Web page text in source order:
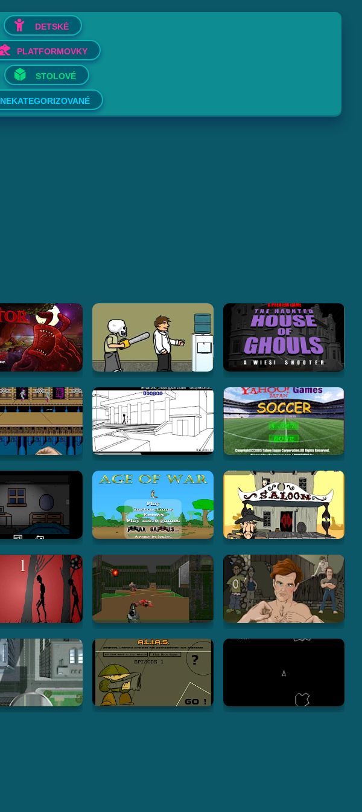
DETSKÉ
PLATFORMOVKY
STOLOVÉ
NEKATEGORIZOVANÉ